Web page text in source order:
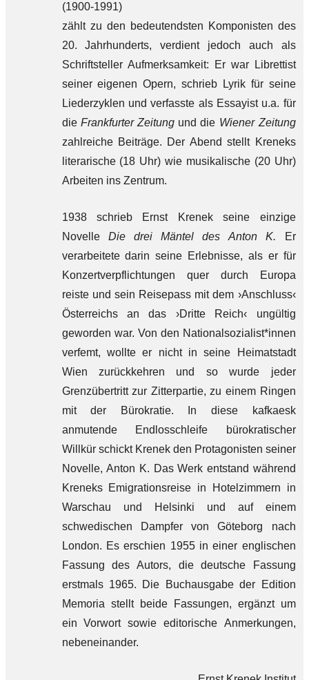
(1900-1991)
zählt zu den bedeutendsten Komponisten des
20. Jahrhunderts, verdient jedoch auch als
Schriftsteller Aufmerksamkeit: Er war Librettist
seiner eigenen Opern, schrieb Lyrik für seine
Liederzyklen und verfasste als Essayist u.a. für
die Frankfurter Zeitungund die Wiener Zeitung
zahlreiche Beiträge. Der Abend stellt Kreneks
literarische (18 Uhr) wie musikalische (20 Uhr)
Arbeiten ins Zentrum.
1938 schrieb Ernst Krenek seine einzige
Novelle Die drei Mäntel des Anton K.
Er
verarbeitete darin seine Erlebnisse, als er für
Konzertverpflichtungen quer durch Europa
reiste und sein Reisepass mit dem ›Anschluss‹
Österreichs an das ›Dritte Reich‹ ungültig
geworden war. Von den Nationalsozialist*innen
verfemt, wollte er nicht in seine Heimatstadt
Wien zurückkehren und so wurde jeder
Grenzübertritt zur Zitterpartie, zu einem Ringen
mit der Bürokratie. In diese kafkaesk
anmutende Endlosschleife bürokratischer
Willkür schickt Krenek den Protagonisten seiner
Novelle, Anton K. Das Werk entstand während
Kreneks Emigrationsreise in Hotelzimmern in
Warschau und Helsinki und auf einem
schwedischen Dampfer von Göteborg nach
London. Es erschien 1955 in einer englischen
Fassung des Autors, die deutsche Fassung
erstmals 1965. Die Buchausgabe der Edition
Memoria stellt beide Fassungen, ergänzt um
ein Vorwort sowie editorische Anmerkungen,
nebeneinander.